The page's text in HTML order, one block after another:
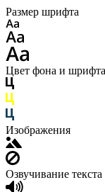
Размер шрифта
Цвет фона и шрифта
Изображения
Озвучивание текста